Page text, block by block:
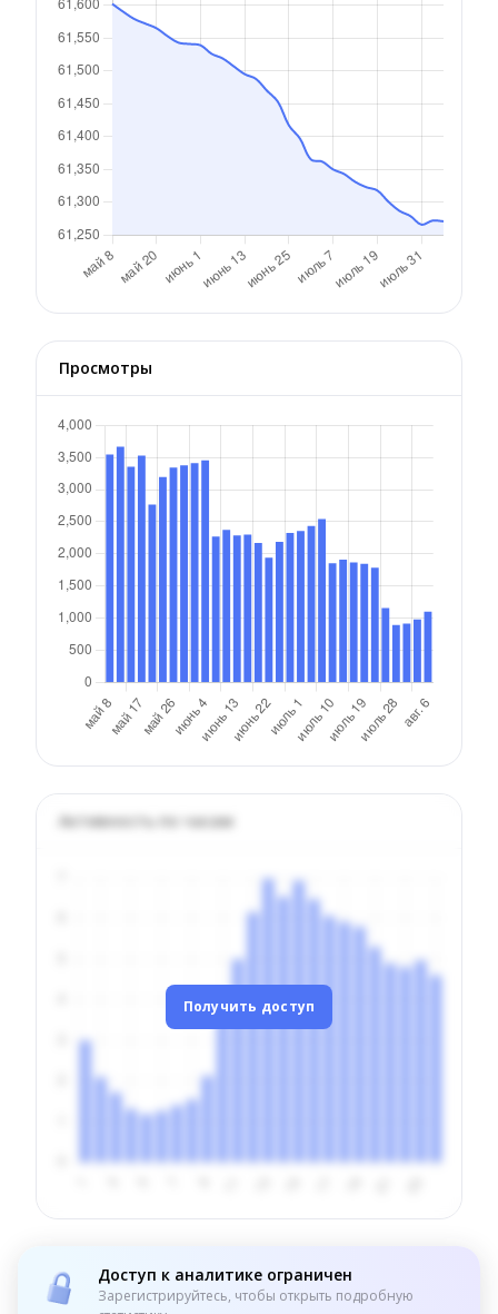
Просмотры
Активность по часам
Получить доступ
Доступ к аналитике ограничен
Зарегистрируйтесь, чтобы открыть подробную